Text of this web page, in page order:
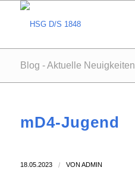
Blog - Aktuelle Neuigkeiten
mD4-Jugend
18.05.2023 / VON ADMIN